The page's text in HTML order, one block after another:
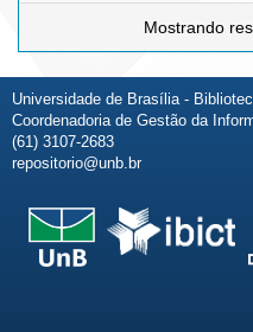
Mostrando
Universidade de Brasília -
Coordenadoria de Gestão da
(61) 3107-2683
repositorio@unb.br